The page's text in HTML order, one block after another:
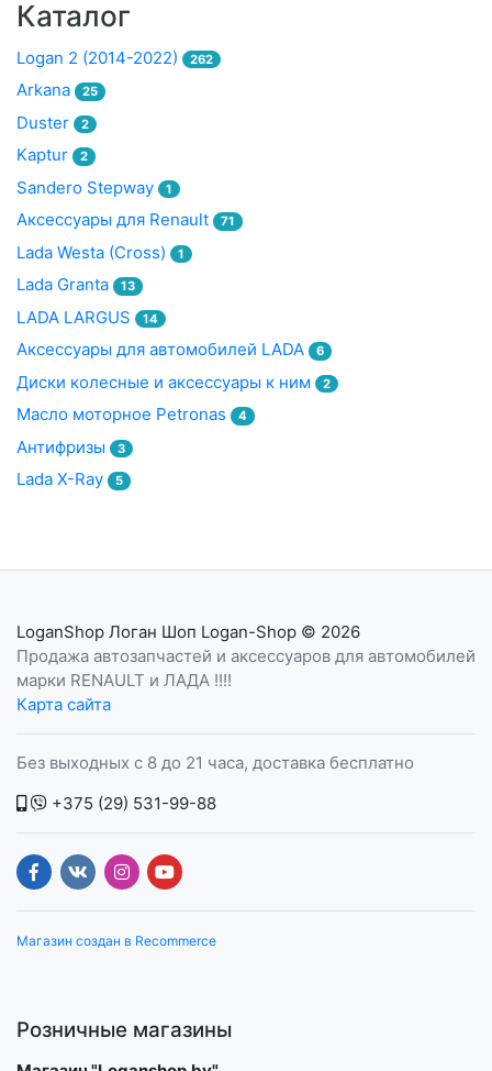
Каталог
Logan 2 (2014-2022) 262
Arkana 25
Duster 2
Kaptur 2
Sandero Stepway 1
Аксессуары для Renault 71
Lada Westa (Cross) 1
Lada Granta 13
LADA LARGUS 14
Аксессуары для автомобилей LADA 6
Диски колесные и аксессуары к ним 2
Масло моторное Petronas 4
Антифризы 3
Lada X-Ray 5
LoganShop Логан Шоп Logan-Shop © 2026
Продажа автозапчастей и аксессуаров для автомобилей
марки RENAULT и ЛАДА !!!!
Карта сайта
Без выходных с 8 до 21 часа, доставка бесплатно
+375 (29) 531-99-88
Магазин создан в Recommerce
Розничные магазины